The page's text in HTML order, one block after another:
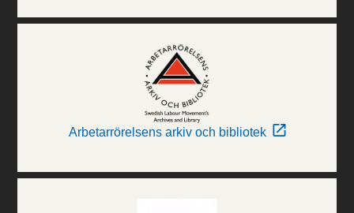
Arbetarrörelsens arkiv och bibliotek